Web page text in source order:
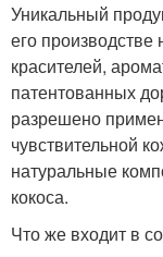
Уникальный
его производстве
красителей,
патентованных
разрешено
чувствительной
натуральные
кокоса.
Что же входит в